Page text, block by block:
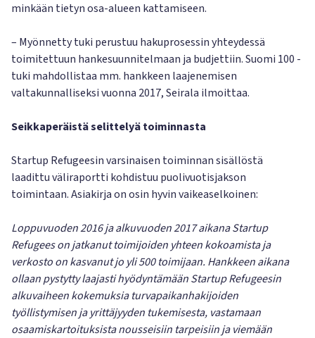
minkään tietyn osa-alueen kattamiseen.
– Myönnetty tuki perustuu hakuprosessin yhteydessä
toimitettuun hankesuunnitelmaan ja budjettiin. Suomi 100 -
tuki mahdollistaa mm. hankkeen laajenemisen
valtakunnalliseksi vuonna 2017, Seirala ilmoittaa.
Seikkaperäistä selittelyä toiminnasta
Startup Refugeesin varsinaisen toiminnan sisällöstä
laadittu väliraportti kohdistuu puolivuotisjakson
toimintaan. Asiakirja on osin hyvin vaikeaselkoinen:
Loppuvuoden 2016 ja alkuvuoden 2017 aikana Startup
Refugees on jatkanut toimijoiden yhteen kokoamista ja
verkosto on kasvanut jo yli 500 toimijaan. Hankkeen aikana
ollaan pystytty laajasti hyödyntämään Startup Refugeesin
alkuvaiheen kokemuksia turvapaikanhakijoiden
työllistymisen ja yrittäjyyden tukemisesta, vastamaan
osaamiskartoituksista nousseisiin tarpeisiin ja viemään